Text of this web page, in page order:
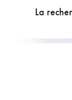
La